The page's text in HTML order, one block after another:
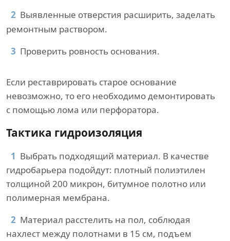
Выявленные отверстия расширить, заделать
ремонтным раствором.
Проверить ровность основания.
Если реставрировать старое основание
невозможно, то его необходимо демонтировать
с помощью лома или перфоратора.
Тактика гидроизоляция
Выбрать подходящий материал. В качестве
гидробарьера подойдут: плотный полиэтилен
толщиной 200 микрон, битумное полотно или
полимерная мембрана.
Материал расстелить на пол, соблюдая
нахлест между полотнами в 15 см, подъем